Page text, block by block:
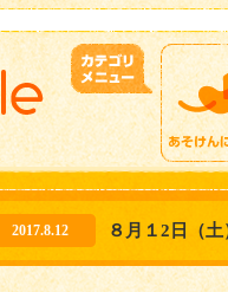
2017.8.12 ８月１2日（